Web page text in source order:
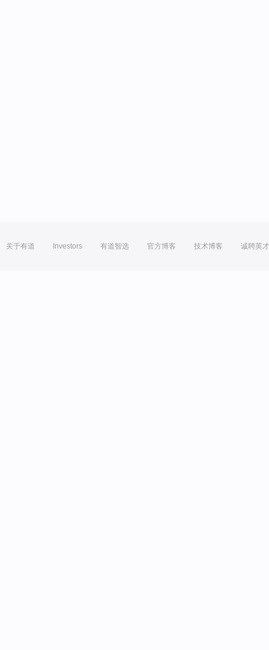
关于有道 Investors 有道智选 官方博客 技术博客 诚聘英才